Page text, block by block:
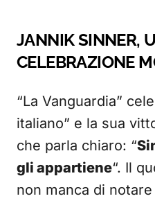
JANNIK SINNER,
CELEBRAZIONE
“La Vanguardia”
italiano” e la sua
che parla chiaro: “
gli appartiene“. Il
non manca di